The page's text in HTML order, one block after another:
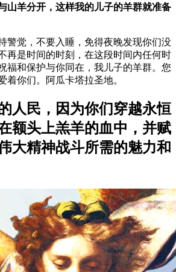
山羊分开，这样我的儿子的羊群就准备
警觉，不要入睡，免得夜晚发现你们没
再是时间的时刻，在这段时间内任何时
福和保护与你同在，我儿子的羊群。您
着你们。阿瓜卡塔拉圣地。
人民，因为你们穿越永恒
额头上羔羊的血中，并赋
大精神战斗所需的魅力和